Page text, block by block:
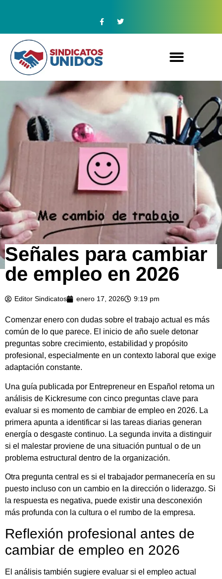
Señales para cambiar
de empleo en 2026
Editor Sindicatos enero 17, 2026 9:19 pm
Comenzar enero con dudas sobre el trabajo actual es más
común de lo que parece. El inicio de año suele detonar
preguntas sobre crecimiento, estabilidad y propósito
profesional, especialmente en un contexto laboral que exige
adaptación constante.
Una guía publicada por Entrepreneur en Español retoma un
análisis de Kickresume con cinco preguntas clave para
evaluar si es momento de cambiar de empleo en 2026. La
primera apunta a identificar si las tareas diarias generan
energía o desgaste continuo. La segunda invita a distinguir
si el malestar proviene de una situación puntual o de un
problema estructural dentro de la organización.
Otra pregunta central es si el trabajador permanecería en su
puesto incluso con un cambio en la dirección o liderazgo. Si
la respuesta es negativa, puede existir una desconexión
más profunda con la cultura o el rumbo de la empresa.
Reflexión profesional antes de
cambiar de empleo en 2026
El análisis también sugiere evaluar si el empleo actual